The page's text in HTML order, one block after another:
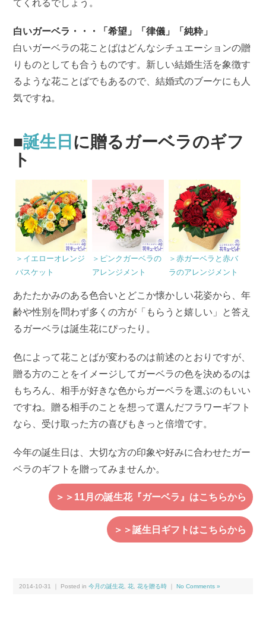
てくれるでしょう。
白いガーベラ・・・「希望」「律儀」「純粋」
白いガーベラの花ことばはどんなシチュエーションの贈
りものとしても合うものです。新しい結婚生活を象徴す
るような花ことばでもあるので、結婚式のブーケにも人
気ですね。
■誕生日 に贈るガーベラのギフ
ト
＞イエローオレンジ
バスケット
＞ピンクガーベラの
アレンジメント
＞赤ガーベラと赤バ
ラのアレンジメント
あたたかみのある色合いとどこか懐かしい花姿から、年
齢や性別を問わず多くの方が「もらうと嬉しい」と答え
るガーベラは誕生花にぴったり。
色によって花ことばが変わるのは前述のとおりですが、
贈る方のことをイメージしてガーベラの色を決めるのは
もちろん、相手が好きな色からガーベラを選ぶのもいい
ですね。贈る相手のことを想って選んだフラワーギフト
なら、受け取った方の喜びもきっと倍増です。
今年の誕生日は、大切な方の印象や好みに合わせたガー
ベラのギフトを贈ってみませんか。
＞＞11月の誕生花『ガーベラ』はこちらから
＞＞誕生日ギフトはこちらから
2014-10-31 ｜ Posted in今月の誕生花,花,花を贈る時 No Comments »